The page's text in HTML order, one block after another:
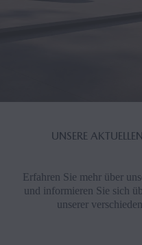
UNSERE
Erfahren Sie mehr über
und informieren Sie sich
unserer